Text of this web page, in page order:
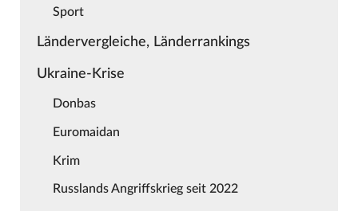
Sport
Ländervergleiche, Länderrankings
Ukraine-Krise
Donbas
Euromaidan
Krim
Russlands Angriffskrieg seit 2022